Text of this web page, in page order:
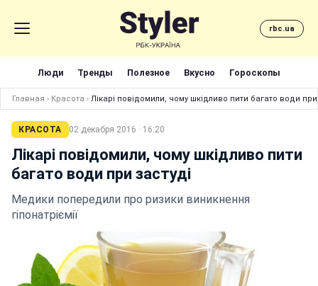
rbc.ua
Люди Тренды Полезное Вкусно Гороскопы
Главная › Красота › Лікарі повідомили, чому шкідливо пити багато води при
КРАСОТА 02 декабря 2016 · 16:20
Лікарі повідомили, чому шкідливо пити
багато води при застуді
Медики попередили про ризики виникнення
гіпонатріємії